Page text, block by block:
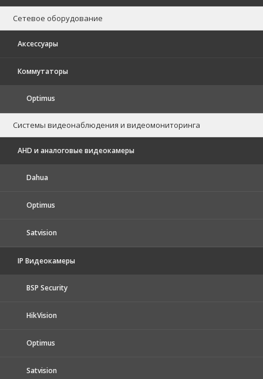
Сетевое оборудование
Аксессуары
Коммутаторы
Optimus
Системы видеонаблюдения и видеомониторинга
AHD и аналоговые видеокамеры
Dahua
Optimus
Satvision
IP Видеокамеры
BSP Security
HikVision
Optimus
Satvision